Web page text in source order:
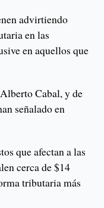
advirtiendo
en las
en aquellos que
Cabal, y de
señalado en
que afectan a las
cerca de $14
tributaria más